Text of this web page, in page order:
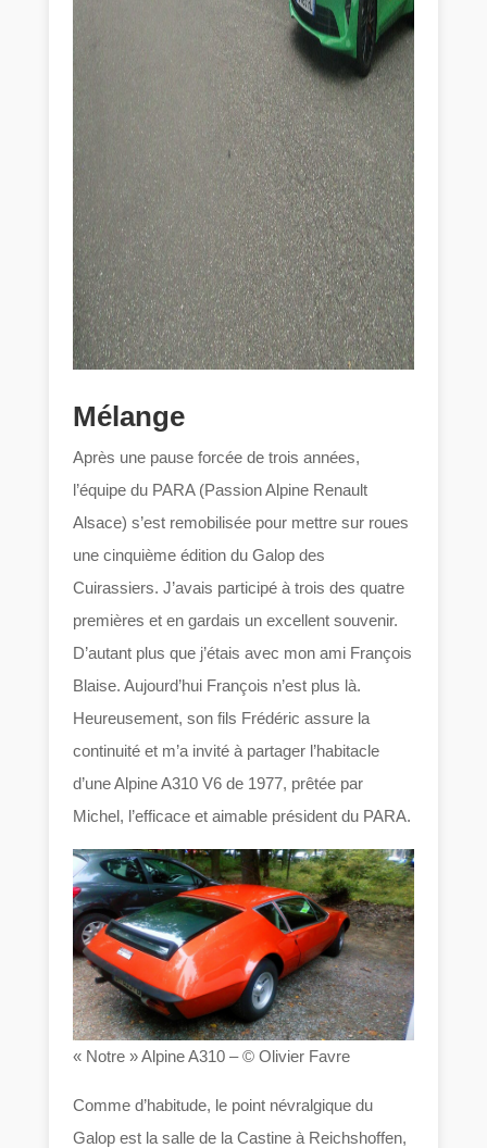
Mélange
Après une pause forcée de trois années,
l’équipe du PARA (Passion Alpine Renault
Alsace) s’est remobilisée pour mettre sur roues
une cinquième édition du Galop des
Cuirassiers. J’avais participé à trois des quatre
premières et en gardais un excellent souvenir.
D’autant plus que j’étais avec mon ami François
Blaise. Aujourd’hui François n’est plus là.
Heureusement, son fils Frédéric assure la
continuité et m’a invité à partager l’habitacle
d’une Alpine A310 V6 de 1977, prêtée par
Michel, l’efficace et aimable président du PARA.
« Notre » Alpine A310 – © Olivier Favre
Comme d’habitude, le point névralgique du
Galop est la salle de la Castine à Reichshoffen,